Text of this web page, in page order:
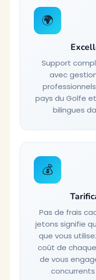
🌍
Support
avec
pays du Golfe
bilingues
💰
Pas de frais
jetons signifie
que vous
coût de
de vous